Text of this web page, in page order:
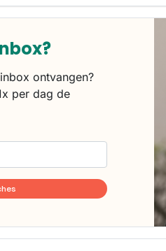
ontvangen?
per dag de